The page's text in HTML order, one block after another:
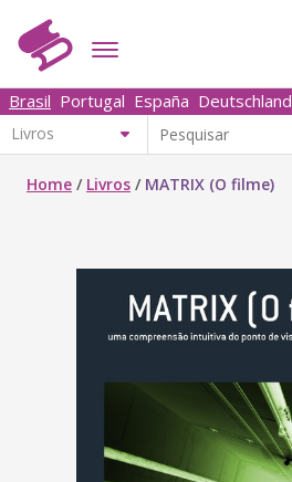
Brasil Portugal España Deutschland
Home / Livros / MATRIX (O filme)